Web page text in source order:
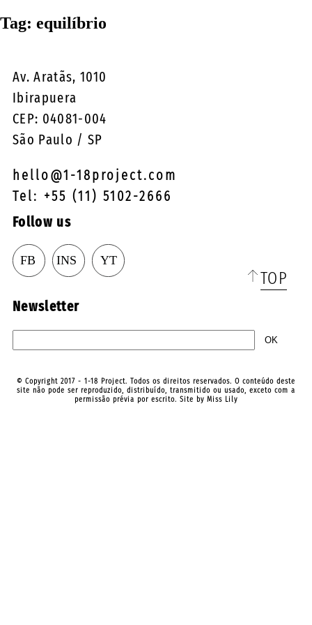
Tag: equilíbrio
Av. Aratãs, 1010
Ibirapuera
CEP: 04081-004
São Paulo / SP
hello@1-18project.com
Tel: +55 (11) 5102-2666
Follow us
Newsletter
TOP
© Copyright 2017 - 1-18 Project. Todos os direitos reservados. O conteúdo deste
site não pode ser reproduzido, distribuído, transmitido ou usado, exceto com a
permissão prévia por escrito. Site by Miss Lily